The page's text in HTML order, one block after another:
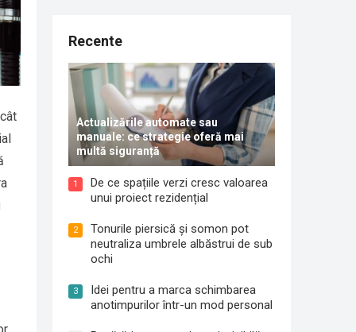
Recente
Actualizările automate sau
manuale: ce strategie oferă mai
multă siguranță
1
De ce spațiile verzi cresc valoarea
unui proiect rezidențial
2
Tonurile piersică și somon pot
neutraliza umbrele albăstrui de sub
ochi
3
Idei pentru a marca schimbarea
anotimpurilor într-un mod personal